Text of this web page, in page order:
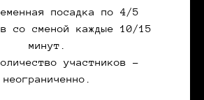
посадка по 4/5
со сменой каждые 10/15
минут.
участников -
неограниченно.